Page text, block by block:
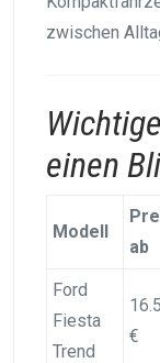
zwischen
einen
Modell
ab
Ford
Fiesta
Trend
€